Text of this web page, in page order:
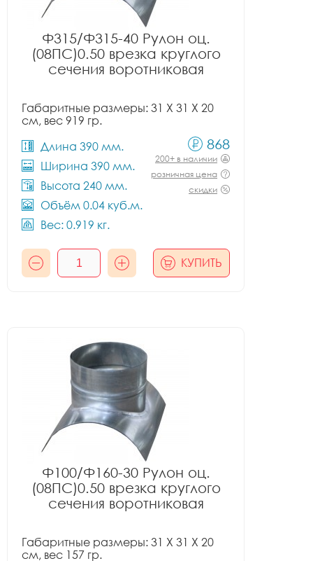
Ф315/Ф315-40 Рулон оц.
(08ПС)0.50 врезка круглого
сечения воротниковая
Габаритные размеры: 31 X 31 X 20
см, вес 919 гр.
Длина 390 мм.
Ширина 390 мм.
Высота 240 мм.
Объём 0.04 куб.м.
Вес: 0.919 кг.
868
200+ в наличии
розничная цена
скидки
КУПИТЬ
Ф100/Ф160-30 Рулон оц.
(08ПС)0.50 врезка круглого
сечения воротниковая
Габаритные размеры: 31 X 31 X 20
см, вес 157 гр.